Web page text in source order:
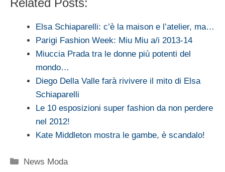
Elsa Schiaparelli: c’è la maison e l’atelier, ma…
Parigi Fashion Week: Miu Miu a/i 2013-14
Miuccia Prada tra le donne più potenti del
mondo…
Diego Della Valle farà rivivere il mito di Elsa
Schiaparelli
Le 10 esposizioni super fashion da non perdere
nel 2012!
Kate Middleton mostra le gambe, è scandalo!
Categorie
News Moda